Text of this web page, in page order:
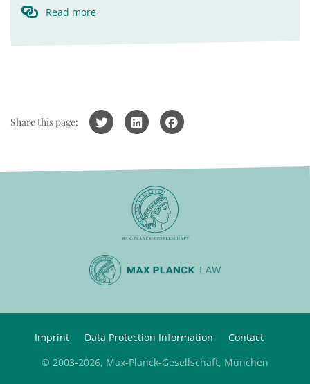
Read more
Share this page:
Imprint Data Protection Information
Contact
© 2003-2026, Max-Planck-Gesellschaft, München